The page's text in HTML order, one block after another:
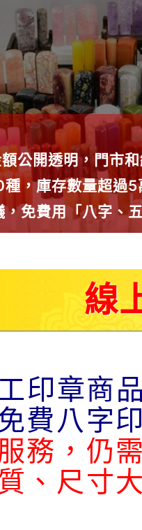
公開透明，門市
，庫存數量超過
免費用「八字、
線
印章商
費八字
務，仍
、尺寸